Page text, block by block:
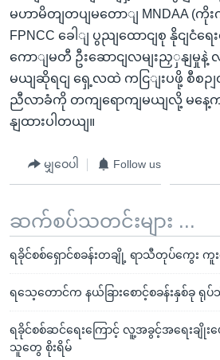
မဟာမိတျတပျမတောျ MNDAA (
FPNCC ခေါျ ပွညျထောငျစု နိုငျငံရေ
ကောျမတီ ဦးဆောငျလမျးညှှနျမှုနဲ့
မယျဆိုရငျ ရှေ့လထဲ ကငြျးပဖို့ စီစဉျ
ညီလာခံကို တကျရောကျမယျလို့ မန
နျထားပါတယျ။
မျှဝေပါ Follow us
ဆက်စပ်သတင်းများ ...
ရခိုင်စစ်ရှောင်စခန်းတချို့ ရာသီတုပ်ကွေး ကူ
ရသေ့တောင်က နယ်ခြားစောင့်စခန်းနှစ်ခု ရုပ်
ရခိုင်စစ်ဆင်ရေးကြောင့် လူ့အခွင့်အရေးချိုး
သူတွေ စိုးရိမ်